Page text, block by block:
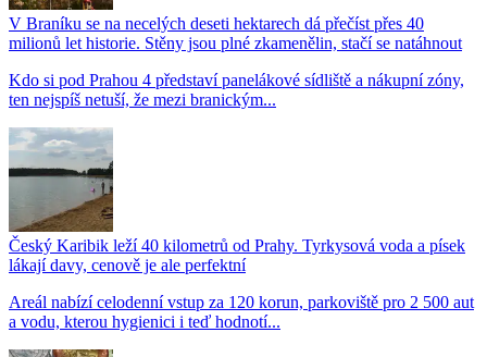
V Braníku se na necelých deseti hektarech dá přečíst přes 40
milionů let historie. Stěny jsou plné zkamenělin, stačí se natáhnout
Kdo si pod Prahou 4 představí panelákové sídliště a nákupní zóny,
ten nejspíš netuší, že mezi branickým...
Český Karibik leží 40 kilometrů od Prahy. Tyrkysová voda a písek
lákají davy, cenově je ale perfektní
Areál nabízí celodenní vstup za 120 korun, parkoviště pro 2 500 aut
a vodu, kterou hygienici i teď hodnotí...